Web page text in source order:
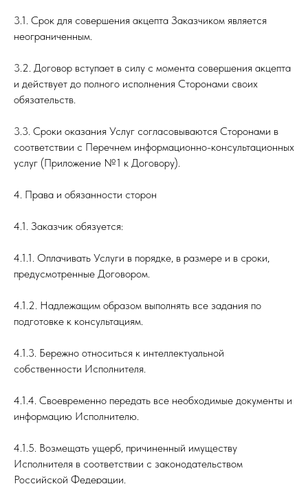
3.1. Срок для совершения акцепта Заказчиком является
неограниченным.
3.2. Договор вступает в силу с момента совершения акцепта
и действует до полного исполнения Сторонами своих
обязательств.
3.3. Сроки оказания Услуг согласовываются Сторонами в
соответствии с Перечнем информационно-консультационных
услуг (Приложение №1 к Договору).
4. Права и обязанности сторон
4.1. Заказчик обязуется:
4.1.1. Оплачивать Услуги в порядке, в размере и в сроки,
предусмотренные Договором.
4.1.2. Надлежащим образом выполнять все задания по
подготовке к консультациям.
4.1.3. Бережно относиться к интеллектуальной
собственности Исполнителя.
4.1.4. Своевременно передать все необходимые документы и
информацию Исполнителю.
4.1.5. Возмещать ущерб, причиненный имуществу
Исполнителя в соответствии с законодательством
Российской Федерации.